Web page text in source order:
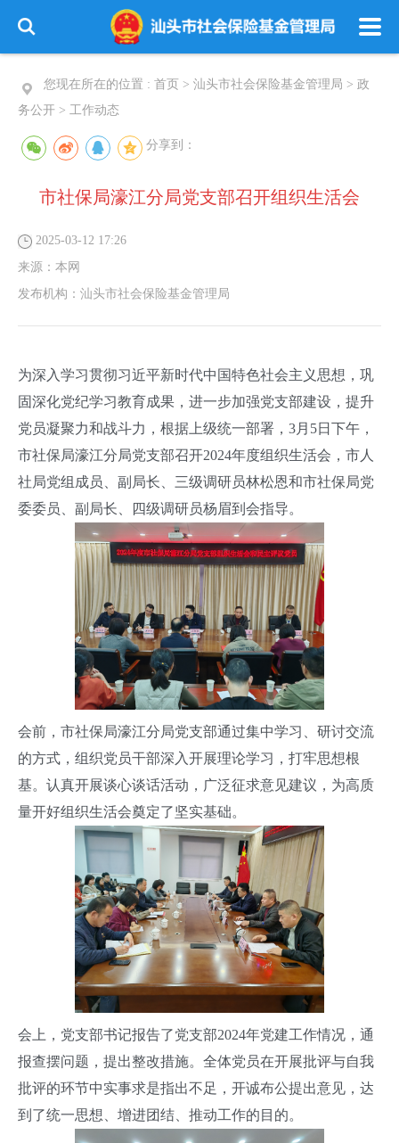
您现在所在的位置 : 首页 > 汕头市社会保险基金管理局 > 政
务公开 > 工作动态
分享到：
市社保局濠江分局党支部召开组织生活会
2025-03-12 17:26
来源： 本网
发布机构： 汕头市社会保险基金管理局
为深入学习贯彻习近平新时代中国特色社会主义思想，巩
固深化党纪学习教育成果，进一步加强党支部建设，提升
党员凝聚力和战斗力，根据上级统一部署，3月5日下午，
市社保局濠江分局党支部召开2024年度组织生活会，市人
社局党组成员、副局长、三级调研员林松恩和市社保局党
委委员、副局长、四级调研员杨眉到会指导。
会前，市社保局濠江分局党支部通过集中学习、研讨交流
的方式，组织党员干部深入开展理论学习，打牢思想根
基。认真开展谈心谈话活动，广泛征求意见建议，为高质
量开好组织生活会奠定了坚实基础。
会上，党支部书记报告了党支部2024年党建工作情况，通
报查摆问题，提出整改措施。全体党员在开展批评与自我
批评的环节中实事求是指出不足，开诚布公提出意见，达
到了统一思想、增进团结、推动工作的目的。